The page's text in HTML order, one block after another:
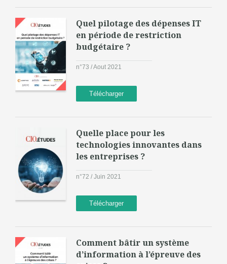
Quel pilotage des dépenses IT
en période de restriction
budgétaire ?
n°73 / Aout 2021
Télécharger
Quelle place pour les
technologies innovantes dans
les entreprises ?
n°72 / Juin 2021
Télécharger
Comment bâtir un système
d’information à l’épreuve des